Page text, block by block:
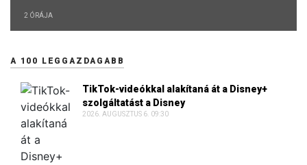
2 ÓRÁJA
A 100 LEGGAZDAGABB
TikTok-videókkal alakítaná át a Disney+
szolgáltatást a Disney
2026. AUGUSZTUS 6. 09:30